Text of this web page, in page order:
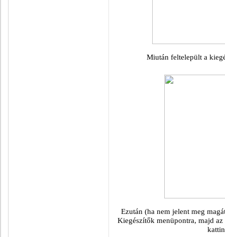
Miután feltelepült a
Ezután (ha nem jelent meg
Kiegészítők menüpontra, majd